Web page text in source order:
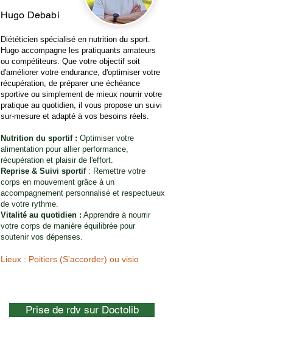
Hugo Debabi
Diététicien spécialisé en nutrition du sport.
Hugo accompagne les pratiquants amateurs
ou compétiteurs. Que votre objectif soit
d'améliorer votre endurance, d'optimiser votre
récupération, de préparer une échéance
sportive ou simplement de mieux nourrir votre
pratique au quotidien, il vous propose un suivi
sur-mesure et adapté à vos besoins réels.
Nutrition du sportif : Optimiser votre
alimentation pour allier performance,
récupération et plaisir de l'effort.
Reprise & Suivi sportif : Remettre votre
corps en mouvement grâce à un
accompagnement personnalisé et respectueux
de votre rythme.
Vitalité au quotidien : Apprendre à nourrir
votre corps de manière équilibrée pour
soutenir vos dépenses.
Lieux : Poitiers (S'accorder) ou visio
Prise de rdv sur Doctolib